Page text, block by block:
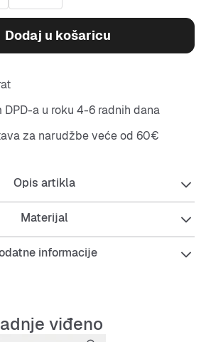
Dodaj u košaricu
a u roku 4-6 radnih dana
za narudžbe veće od 60€
Opis artikla
Materijal
informacije
viđeno